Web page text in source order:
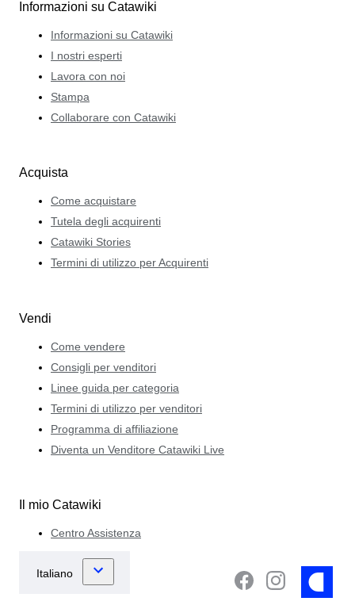
Informazioni su Catawiki
Informazioni su Catawiki
I nostri esperti
Lavora con noi
Stampa
Collaborare con Catawiki
Acquista
Come acquistare
Tutela degli acquirenti
Catawiki Stories
Termini di utilizzo per Acquirenti
Vendi
Come vendere
Consigli per venditori
Linee guida per categoria
Termini di utilizzo per venditori
Programma di affiliazione
Diventa un Venditore Catawiki Live
Il mio Catawiki
Centro Assistenza